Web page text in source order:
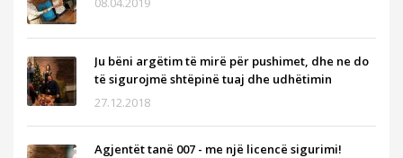
Ju bëni argëtim të mirë për pushimet, dhe ne do
të sigurojmë shtëpinë tuaj dhe udhëtimin
27.12.2018
Agjentët tanë 007 - me një licencë sigurimi!